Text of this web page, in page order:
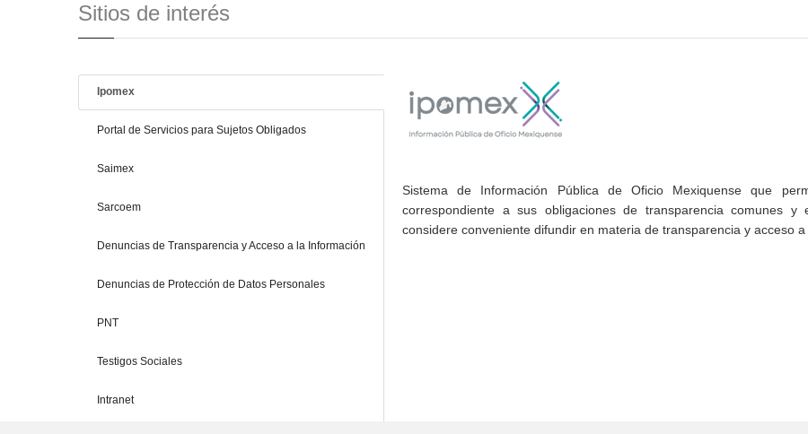
Sitios de interés
Ipomex
Portal de Servicios para Sujetos Obligados
Saimex
Sarcoem
Denuncias de Transparencia y Acceso a la Información
Denuncias de Protección de Datos Personales
PNT
Testigos Sociales
Intranet
Sistema de Información Pública de Oficio Mexiquense que
correspondiente a sus obligaciones de transparencia comunes
considere conveniente difundir en materia de transparencia y acceso a